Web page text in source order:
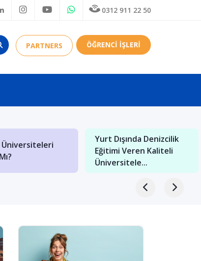
0312 911 22 50
PARTNERS ÖĞRENCİ İŞLERİ
Campania Luigi Vanvitelli
Üniversitesi ...
2021 Yılında
Yurt Dışında
Miydiniz?...